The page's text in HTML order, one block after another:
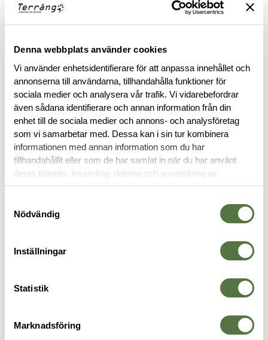
Denna webbplats använder cookies
Vi använder enhetsidentifierare för att anpassa innehållet och
annonserna till användarna, tillhandahålla funktioner för
sociala medier och analysera vår trafik. Vi vidarebefordrar
även sådana identifierare och annan information från din
enhet till de sociala medier och annons- och analysföretag
som vi samarbetar med. Dessa kan i sin tur kombinera
informationen med annan information som du har
tillhandahållit eller som de har samlat in när du har använt
deras tjänster. Insamling, delning och användning av
personuppgifter kan användas för personalisering av
Nödvändig
Inställningar
Statistik
Marknadsföring
BESKRIVNING
RECENSIONER
OM VARUMÄRKET
MAGASINFICKOR